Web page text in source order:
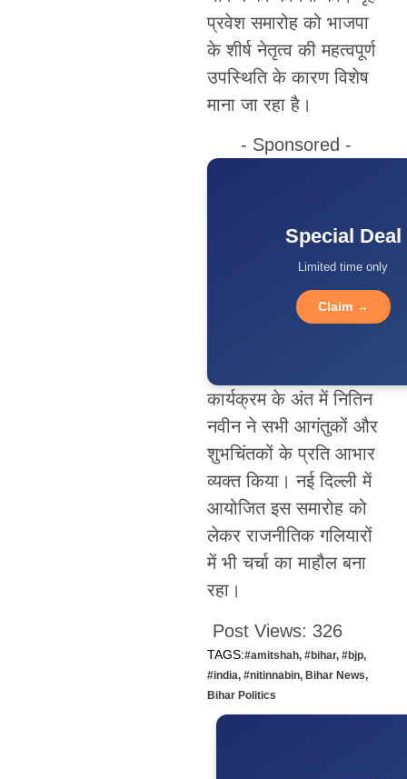
प्रवेश समारोह को भाजपा
के शीर्ष नेतृत्व की महत्वपूर्ण
उपस्थिति के कारण विशेष
माना जा रहा है।
- Sponsored -
Special Deal
Limited time only
Claim →
कार्यक्रम के अंत में नितिन
नवीन ने सभी आगंतुकों और
शुभचिंतकों के प्रति आभार
व्यक्त किया। नई दिल्ली में
आयोजित इस समारोह को
लेकर राजनीतिक गलियारों
में भी चर्चा का माहौल बना
रहा।
Post Views: 326
TAGS:#amitshah, #bihar, #bjp,
#india, #nitinnabin, Bihar News,
Bihar Politics